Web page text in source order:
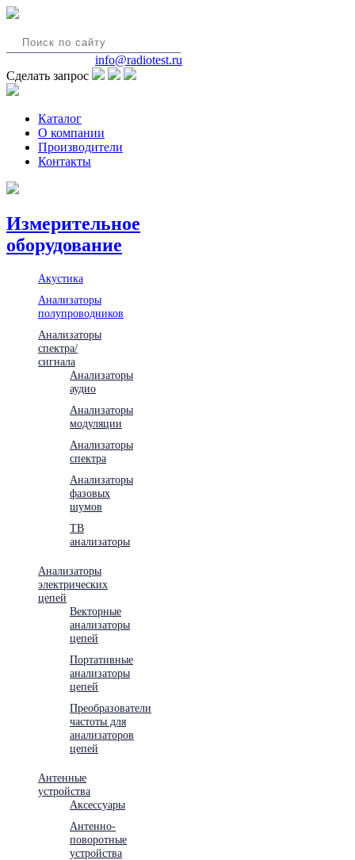
info@radiotest.ru
Сделать запрос
Каталог
О компании
Производители
Контакты
Измерительное
оборудование
Акустика
Анализаторы
полупроводников
Анализаторы
спектра/
сигнала
Анализаторы
аудио
Анализаторы
модуляции
Анализаторы
спектра
Анализаторы
фазовых
шумов
ТВ
анализаторы
Анализаторы
электрических
цепей
Векторные
анализаторы
цепей
Портативные
анализаторы
цепей
Преобразователи
частоты для
анализаторов
цепей
Антенные
устройства
Аксессуары
Антенно-
поворотные
устройства